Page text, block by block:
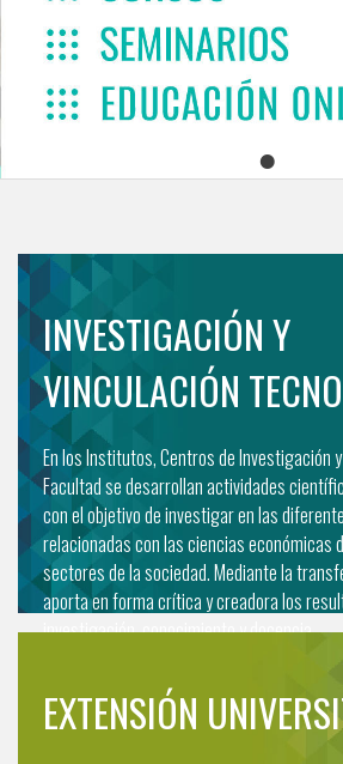
INVESTIGACIÓN Y
VINCULACIÓN
En los Institutos, Centros de Investigación
Facultad se desarrollan actividades
con el objetivo de investigar en las
relacionadas con las ciencias económicas
sectores de la sociedad. Mediante la
aporta en forma crítica y creadora los
investigación, conocimiento y docencia.
EXTENSIÓN